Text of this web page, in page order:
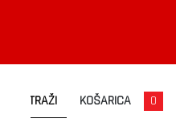
KOŠARICA 0